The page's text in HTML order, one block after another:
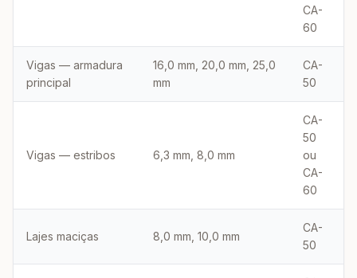
CA-
60
Vigas — armadura
principal
16,0 mm, 20,0 mm, 25,0
mm
CA-
50
Vigas — estribos 6,3 mm, 8,0 mm
CA-
50
ou
CA-
60
Lajes maciças 8,0 mm, 10,0 mm
CA-
50